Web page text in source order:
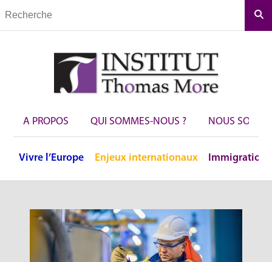
A PROPOS QUI SOMMES-NOUS ? NOUS
Vivre l’Europe Enjeux internationaux Immigration